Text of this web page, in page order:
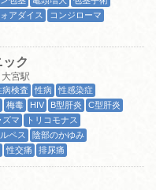
アダイス
コンジローマ
ク
大宮駅
病検査 性病
性感染症
梅毒 HIV B型肝炎
C型肝炎
ズマ
トリコモナス
ペス
陰部のかゆみ
性交痛 排尿痛